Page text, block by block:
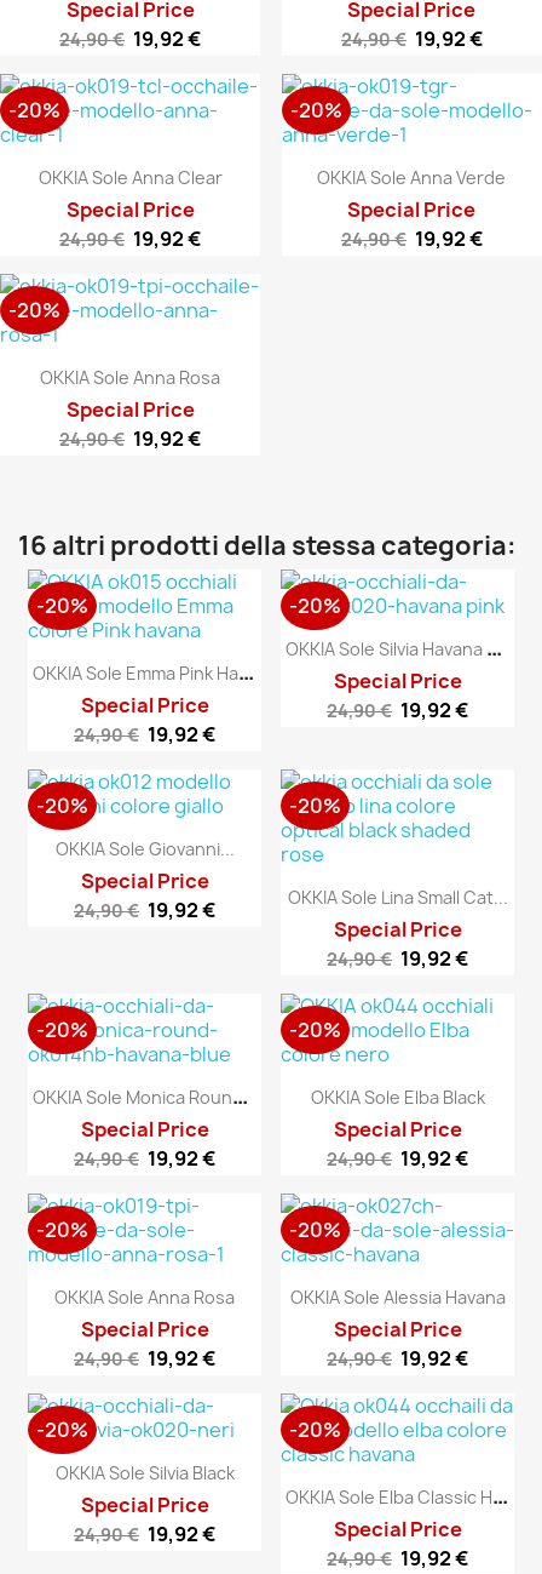
Special Price
24,90 € 19,92 €
Special Price
24,90 € 19,92 €
OKKIA Sole Anna Clear
Special Price
24,90 € 19,92 €
-20%
OKKIA Sole Anna Verde
Special Price
24,90 € 19,92 €
-20%
OKKIA Sole Anna Rosa
Special Price
24,90 € 19,92 €
-20%
16 altri prodotti della stessa categoria:
O
KKIA Sole Emma Pink Havana
Special Price
24,90 € 19,92 €
-20%
O
KKIA Sole Silvia Havana Pink
Special Price
24,90 € 19,92 €
-20%
OKKIA Sole Giovanni...
Special Price
24,90 € 19,92 €
-20%
OKKIA Sole Lina Small Cat...
Special Price
24,90 € 19,92 €
-20%
O
KKIA Sole Monica Round...
Special Price
24,90 € 19,92 €
-20%
OKKIA Sole Elba Black
Special Price
24,90 € 19,92 €
-20%
OKKIA Sole Anna Rosa
Special Price
24,90 € 19,92 €
-20%
OKKIA Sole Alessia Havana
Special Price
24,90 € 19,92 €
-20%
OKKIA Sole Silvia Black
Special Price
24,90 € 19,92 €
-20%
O
KKIA Sole Elba Classic Havana
Special Price
24,90 € 19,92 €
-20%